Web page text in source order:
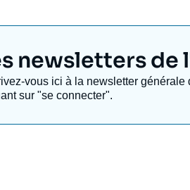
newsletters de
vous ici à la newsletter
sur "se connecter".